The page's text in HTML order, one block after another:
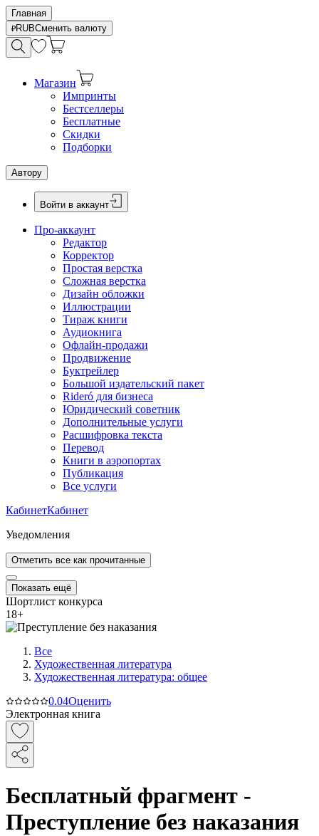
Главная
RUBСменить валюту
Магазин
Импринты
Бестселлеры
Бесплатные
Скидки
Подборки
Автору
Войти в аккаунт
Про-аккаунт
Редактор
Корректор
Простая верстка
Сложная верстка
Дизайн обложки
Иллюстрации
Тираж книги
Аудиокнига
Офлайн-продажи
Продвижение
Буктрейлер
Большой издательский пакет
Rideró для бизнеса
Юридический советник
Дополнительные услуги
Расшифровка текста
Перевод
Книги в аэропортах
Публикация
Все услуги
КабинетКабинет
Уведомления
Отметить все как прочитанные
Показать ещё
Шортлист конкурса
18+
Все
Художественная литература
Художественная литература: общее
0.04Оценить
Электронная книга
Бесплатный фрагмент -
Преступление без наказания